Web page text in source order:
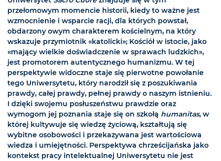
przełomowym momencie historii, kiedy to ważne jest
wzmocnienie i wsparcie racji, dla których powstał,
obdarzony owym charakterem kościelnym, na który
wskazuje przymiotnik «katolicki»; Kościół w istocie, jako
«mający wielkie doświadczenie w sprawach ludzkich»,
jest promotorem autentycznego humanizmu. W tej
perspektywie widoczne staje się pierwotne powołanie
tego Uniwersytetu, który narodził się z poszukiwania
prawdy, całej prawdy, pełnej prawdy o naszym istnieniu.
I dzięki swojemu posłuszeństwu prawdzie oraz
wymogom jej poznania staje się on szkołą humanitas, w
której kultywuje się wiedzę życiową, kształtują się
wybitne osobowości i przekazywana jest wartościowa
wiedza i umiejętności. Perspektywa chrześcijańska jako
kontekst pracy intelektualnej Uniwersytetu nie jest